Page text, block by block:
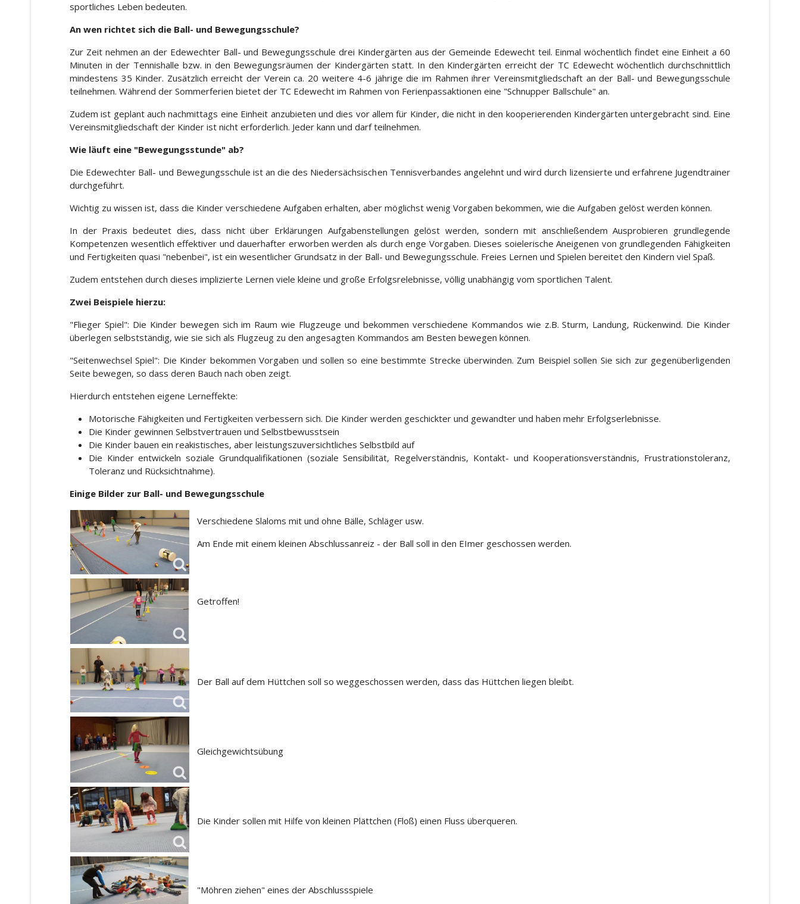
sportliches Leben bedeuten.
An wen richtet sich die Ball- und Bewegungsschule?
Zur Zeit nehmen an der Edewechter Ball- und Bewegungsschule drei Kindergärten aus der Gemeinde Edewecht teil. Einmal wöchentlich findet eine Einheit a 60
Minuten in der Tennishalle bzw. in den Bewegungsräumen der Kindergärten statt. In den Kindergärten erreicht der TC Edewecht wöchentlich durchschnittlich
mindestens 35 Kinder. Zusätzlich erreicht der Verein ca. 20 weitere 4-6 jährige die im Rahmen ihrer Vereinsmitgliedschaft an der Ball- und Bewegungsschule
teilnehmen. Während der Sommerferien bietet der TC Edewecht im Rahmen von Ferienpassaktionen eine "Schnupper Ballschule" an.
Zudem ist geplant auch nachmittags eine Einheit anzubieten und dies vor allem für Kinder, die nicht in den kooperierenden Kindergärten untergebracht sind. Eine
Vereinsmitgliedschaft der Kinder ist nicht erforderlich. Jeder kann und darf teilnehmen.
Wie läuft eine "Bewegungsstunde" ab?
Die Edewechter Ball- und Bewegungsschule ist an die des Niedersächsischen Tennisverbandes angelehnt und wird durch lizensierte und erfahrene Jugendtrainer
durchgeführt.
Wichtig zu wissen ist, dass die Kinder verschiedene Aufgaben erhalten, aber möglichst wenig Vorgaben bekommen, wie die Aufgaben gelöst werden können.
In der Praxis bedeutet dies, dass nicht über Erklärungen Aufgabenstellungen gelöst werden, sondern mit anschließendem Ausprobieren grundlegende
Kompetenzen wesentlich effektiver und dauerhafter erworben werden als durch enge Vorgaben. Dieses soielerische Aneigenen von grundlegenden Fähigkeiten
und Fertigkeiten quasi "nebenbei", ist ein wesentlicher Grundsatz in der Ball- und Bewegungsschule. Freies Lernen und Spielen bereitet den Kindern viel Spaß.
Zudem entstehen durch dieses implizierte Lernen viele kleine und große Erfolgsrelebnisse, völlig unabhängig vom sportlichen Talent.
Zwei Beispiele hierzu:
"Flieger Spiel": Die Kinder bewegen sich im Raum wie Flugzeuge und bekommen verschiedene Kommandos wie z.B. Sturm, Landung, Rückenwind. Die Kinder
überlegen selbstständig, wie sie sich als Flugzeug zu den angesagten Kommandos am Besten bewegen können.
"Seitenwechsel Spiel": Die Kinder bekommen Vorgaben und sollen so eine bestimmte Strecke überwinden. Zum Beispiel sollen Sie sich zur gegenüberligenden
Seite bewegen, so dass deren Bauch nach oben zeigt.
Hierdurch entstehen eigene Lerneffekte:
Motorische Fähigkeiten und Fertigkeiten verbessern sich. Die Kinder werden geschickter und gewandter und haben mehr Erfolgserlebnisse.
Die Kinder gewinnen Selbstvertrauen und Selbstbewusstsein
Die Kinder bauen ein reakistisches, aber leistungszuversichtliches Selbstbild auf
Die Kinder entwickeln soziale Grundqualifikationen (soziale Sensibilität, Regelverständnis, Kontakt- und Kooperationsverständnis, Frustrationstoleranz,
Toleranz und Rücksichtnahme).
Einige Bilder zur Ball- und Bewegungsschule
Verschiedene Slaloms mit und ohne Bälle, Schläger usw.
Am Ende mit einem kleinen Abschlussanreiz - der Ball soll in den EImer geschossen werden.
Getroffen!
Der Ball auf dem Hüttchen soll so weggeschossen werden, dass das Hüttchen liegen bleibt.
Gleichgewichtsübung
Die Kinder sollen mit Hilfe von kleinen Plättchen (Floß) einen Fluss überqueren.
"Möhren ziehen" eines der Abschlussspiele